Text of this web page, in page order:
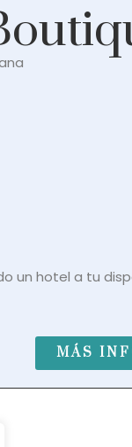
un hotel a tu
MÁS